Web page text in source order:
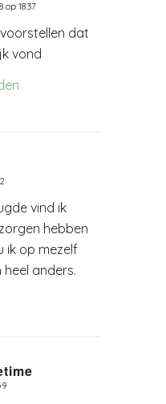
op 18:37
dat
vond
vind ik
hebben
ik op mezelf
anders.